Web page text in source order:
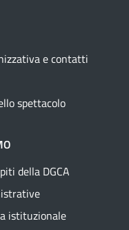
e contatti
spettacolo
della DGCA
istituzionale